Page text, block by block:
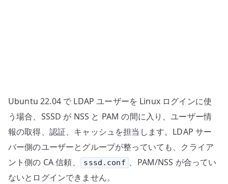
Ubuntu 22.04 で LDAP ユーザーを Linux ログインに使
う場合、SSSD が NSS と PAM の間に入り、ユーザー情
報の取得、認証、キャッシュを担当します。LDAP サー
バー側のユーザーとグループが整っていても、クライア
ント側の CA 信頼、
sssd.conf 、PAM/NSS が合ってい
ないとログインできません。